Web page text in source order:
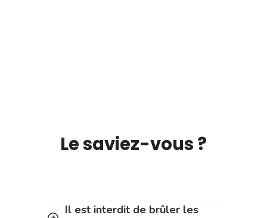
Le saviez-vous ?
Il est interdit de brûler les